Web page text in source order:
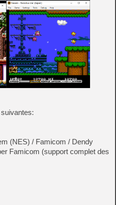
(NES) / Famicom / Dendy
Famicom (support complet des